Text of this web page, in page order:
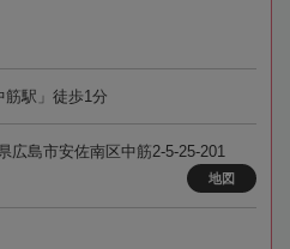
筋駅」徒歩1分
広島市安佐南区中筋2-5-25-201
地図